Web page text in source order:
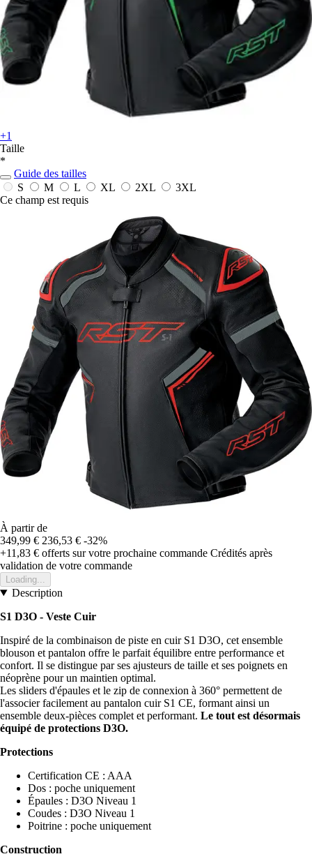
+1
Taille
*
Guide des tailles
S
M L XL 2XL
3XL
Ce champ est requis
À partir de
349,99 € 236,53 € -32%
+11,83 € offerts sur votre prochaine commande Crédités après
validation de votre commande
Loading...
Description
S1 D3O - Veste Cuir
Inspiré de la combinaison de piste en cuir S1 D3O, cet ensemble
blouson et pantalon offre le parfait équilibre entre performance et
confort. Il se distingue par ses ajusteurs de taille et ses poignets en
néoprène pour un maintien optimal.
Les sliders d'épaules et le zip de connexion à 360° permettent de
l'associer facilement au pantalon cuir S1 CE, formant ainsi un
ensemble deux-pièces complet et performant. Le tout est désormais
équipé de protections D3O.
Protections
Certification CE : AAA
Dos : poche uniquement
Épaules : D3O Niveau 1
Coudes : D3O Niveau 1
Poitrine : poche uniquement
Construction